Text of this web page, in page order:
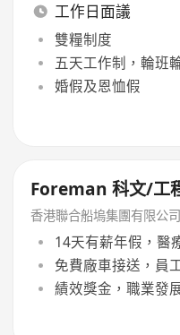
工作日面議
雙糧制度
五天工作制，輪班
婚假及恩恤假
Foreman 科文/工
香港聯合船塢集團有限公
14天有薪年假，醫
免費廠車接送，員
績效獎金，職業發